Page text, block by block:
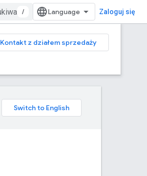
/ Zaloguj się
Kontakt z działem sprzedaży